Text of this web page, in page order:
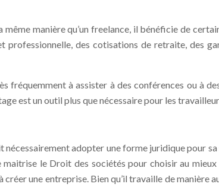
même manière qu’un freelance, il bénéficie de
professionnelle, des cotisations de retraite, des
fréquemment à assister à des conférences ou à
est un outil plus que nécessaire pour les
adopter une forme juridique pour
le Droit des sociétés pour choisir au
une entreprise. Bien qu’il travaille de